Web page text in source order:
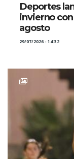
Deportes
invierno
agosto
29/07/2026 - 14:32